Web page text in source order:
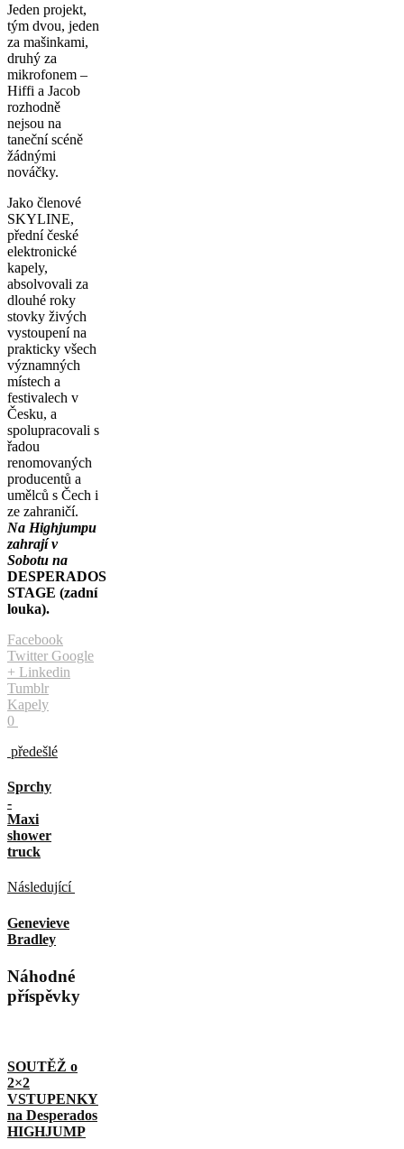
Jeden projekt,
tým dvou, jeden
za mašinkami,
druhý za
mikrofonem –
Hiffi a Jacob
rozhodně
nejsou na
taneční scéně
žádnými
nováčky.
Jako členové
SKYLINE,
přední české
elektronické
kapely,
absolvovali za
dlouhé roky
stovky živých
vystoupení na
prakticky všech
významných
místech a
festivalech v
Česku, a
spolupracovali s
řadou
renomovaných
producentů a
umělců s Čech i
ze zahraničí.
Na Highjumpu
zahrají v
Sobotu na
DESPERADOS
STAGE (zadní
louka).
Facebook
Twitter Google
+ Linkedin
Tumblr
Kapely
0
předešlé
Sprchy
-
Maxi
shower
truck
Následující
Genevieve
Bradley
Náhodné
příspěvky
SOUTĚŽ o
2×2
VSTUPENKY
na Desperados
HIGHJUMP